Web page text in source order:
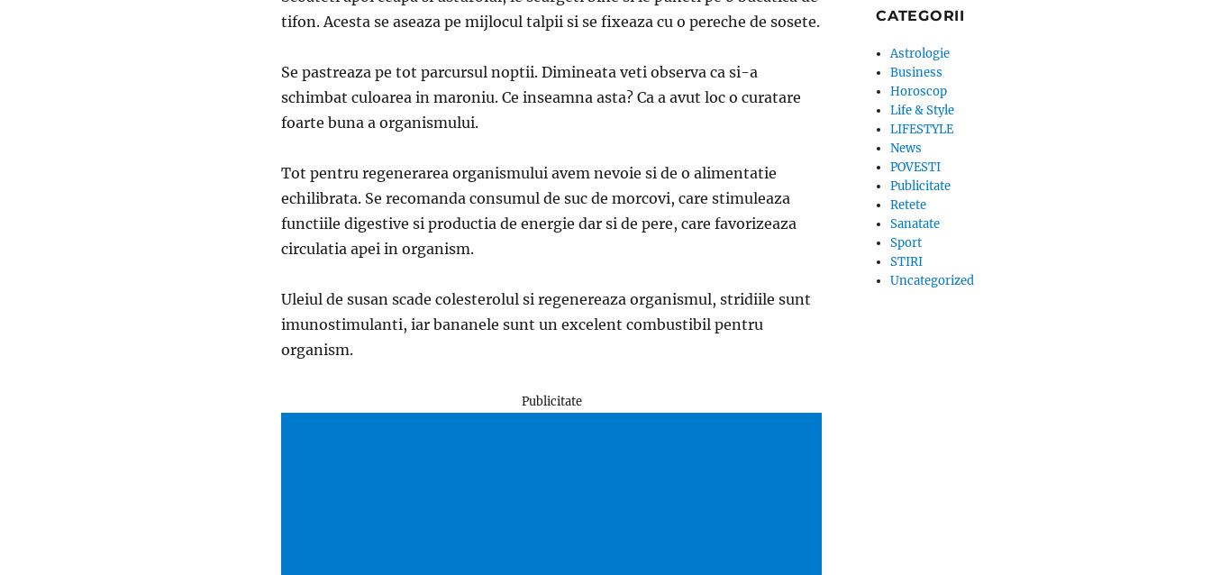
tifon. Acesta se aseaza pe mijlocul talpii si se fixeaza cu o pereche de sosete.
Se pastreaza pe tot parcursul noptii. Dimineata veti observa ca si-a
schimbat culoarea in maroniu. Ce inseamna asta? Ca a avut loc o curatare
foarte buna a organismului.
Tot pentru regenerarea organismului avem nevoie si de o alimentatie
echilibrata. Se recomanda consumul de suc de morcovi, care stimuleaza
functiile digestive si productia de energie dar si de pere, care favorizeaza
circulatia apei in organism.
Uleiul de susan scade colesterolul si regenereaza organismul, stridiile sunt
imunostimulanti, iar bananele sunt un excelent combustibil pentru
organism.
Publicitate
CATEGORII
Astrologie
Business
Horoscop
Life & Style
LIFESTYLE
News
POVESTI
Publicitate
Retete
Sanatate
Sport
STIRI
Uncategorized